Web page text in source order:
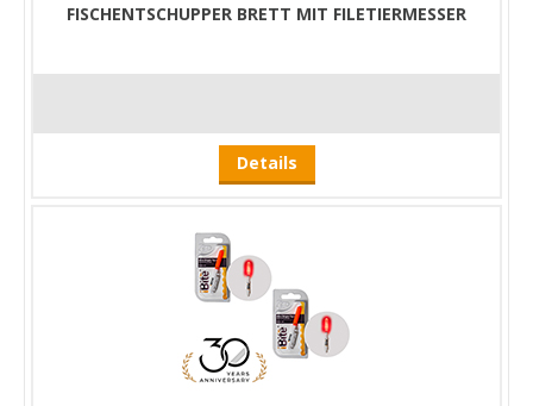
FISCHENTSCHUPPER BRETT MIT FILETIERMESSER
Details